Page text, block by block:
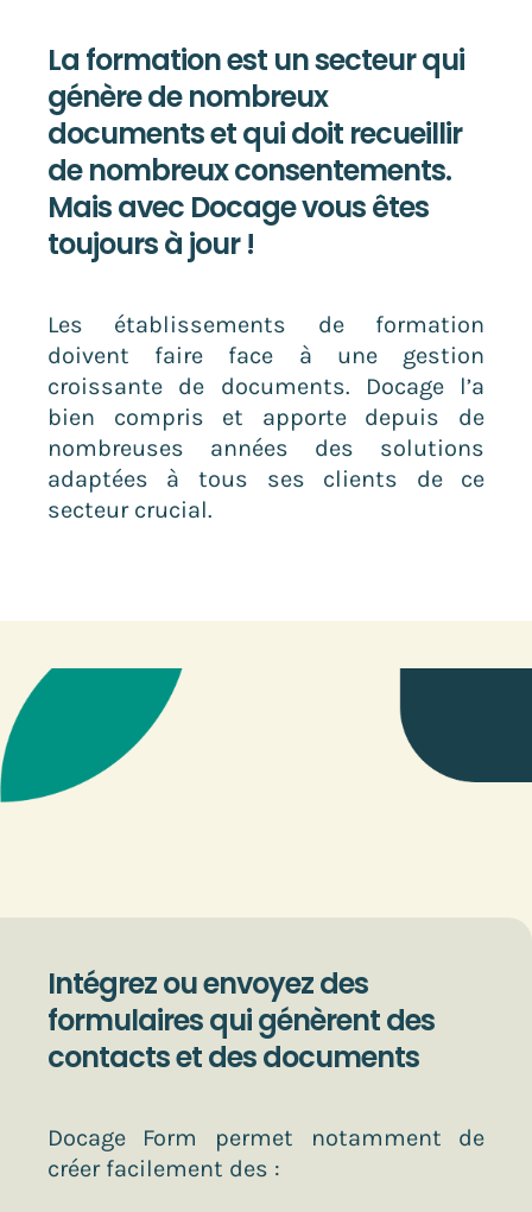
La formation est un secteur qui
génère de nombreux
documents et qui doit recueillir
de nombreux consentements.
Mais avec Docage vous êtes
toujours à jour !
Les établissements de formation
doivent faire face à une gestion
croissante de documents. Docage l’a
bien compris et apporte depuis de
nombreuses années des solutions
adaptées à tous ses clients de ce
secteur crucial.
Intégrez ou envoyez des
formulaires qui génèrent des
contacts et des documents
Docage Form permet notamment de
créer facilement des :